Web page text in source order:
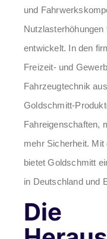
und
entwickelt. In den
Freizeit- und
Fahrzeugtechnik
Goldschmitt-
Fahreigenschaften,
mehr Sicherheit.
bietet Goldschmitt
in Deutschland und
Die